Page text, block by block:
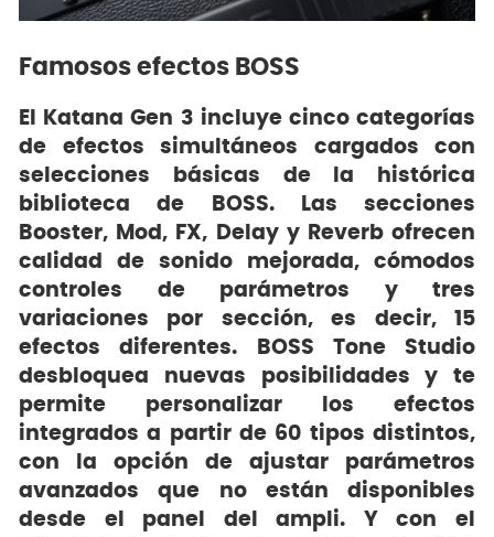
Famosos efectos BOSS
El Katana Gen 3 incluye cinco categorías
de efectos simultáneos cargados con
selecciones básicas de la histórica
biblioteca de BOSS. Las secciones
Booster, Mod, FX, Delay y Reverb ofrecen
calidad de sonido mejorada, cómodos
controles de parámetros y tres
variaciones por sección, es decir, 15
efectos diferentes. BOSS Tone Studio
desbloquea nuevas posibilidades y te
permite personalizar los efectos
integrados a partir de 60 tipos distintos,
con la opción de ajustar parámetros
avanzados que no están disponibles
desde el panel del ampli. Y con el